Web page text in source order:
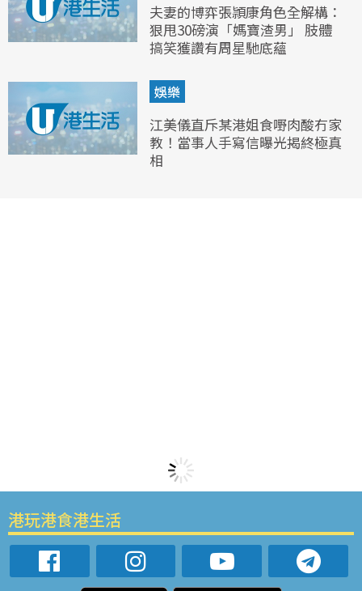
夫妻的博弈張頴康角色全解構：
狠甩30磅演「媽寶渣男」 肢體
搞笑獲讚有周星馳底蘊
娛樂
江美儀直斥某港姐食嘢肉酸冇家
教！當事人手寫信曝光揭終極真
相
港玩港食港生活